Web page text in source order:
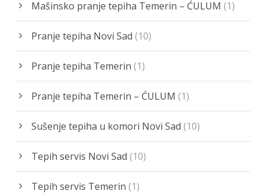
Mašinsko pranje tepiha Temerin – ĆULUM (1)
Pranje tepiha Novi Sad (10)
Pranje tepiha Temerin (1)
Pranje tepiha Temerin – ĆULUM (1)
Sušenje tepiha u komori Novi Sad (10)
Tepih servis Novi Sad (10)
Tepih servis Temerin (1)